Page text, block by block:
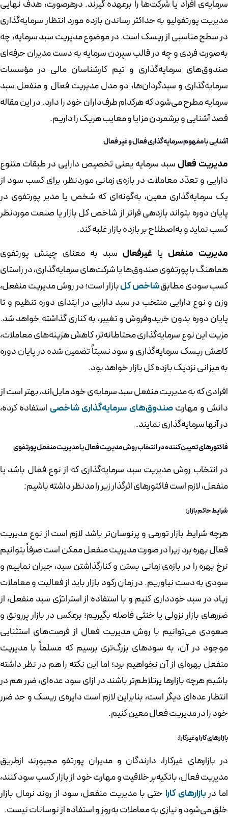
سرمایه‌ی افراد یا شرکت‌ها را برعهده گیرند. درهرصورت، هدف نهایی
مدیریت پورتفولیو به حداکثر رساندن بازده مورد انتظار سرمایه‌گذاری
در سطح مناسبی از ریسک است. در موضوع مدیریت سبد سرمایه، چه
به‌صورت فردی و چه در قالب سپردن سرمایه به دست مدیران حرفه‌ای
صندوق‌های سرمایه‌گذاری و تیم کارشناسان مالی در مؤسسات
سرمایه‌گذاری و سبدگردان‌ها، دو مدل مدیریت فعال و منفعل سبد
سرمایه مطرح می‌شود که هرکدام طرف‌داران خود را دارد. در این مقاله
قصد آشنایی و برشمردن مزایا و معایب هریک را داریم.
آشنایی با مفهوم سرمایه‌گذاری فعال و غیر فعال
مدیریت فعال سبد سرمایه یعنی تخصیص دارایی در طبقات متنوع
دارایی و تعدّد معاملات در بازه‌ی زمانی موردنظر، برای کسب سود از
یک سرمایه‌گذاری معین، به‌گونه‌ای که شخص یا مدیر پورتفوی در
پایان دوره بتواند بازدهی فراتر از شاخص کل بازار یا صنعت موردنظر
کسب نماید و به‌اصطلاح بر بازده بازار غلبه کند.
مدیریت منفعل یا غیرفعال سبد به معنای چینش پورتفوی
هماهنگ با پورتفوی صندوق‌ها یا شرکت‌های سرمایه‌گذاری، در راستای
کسب سودی مطابقشاخص کلبازار است؛ در روش مدیریت منفعل،
وزن و نوع دارایی منتخب در سبد دارایی در ابتدای دوره تنظیم و تا
پایان دوره بدون خریدوفروش و تغییر، به کناری گذاشته خواهد شد.
مزیت این نوع سرمایه‌گذاری محتاطانه‌تر، کاهش هزینه‌های معاملات،
کاهش ریسک سرمایه‌گذاری و سود نسبتاً تضمین شده در پایان دوره
به میزانی نزدیک بازده کل بازار خواهد بود.
افرادی که به مدیریت منفعل سبد سرمایه‌ی خود مایل‌اند، بهتر است از
دانش و مهارتصندوق‌های سرمایه‌گذاری شاخصی استفاده کرده،
در آنها سرمایه‌گذاری نمایند.
فاکتورهای تعیین‌کننده در انتخاب روش مدیریت فعال یا مدیریت منفعل پورتفوی
در انتخاب روش مدیریت سبد سرمایه‌گذاری که از نوع فعال باشد یا
منفعل، لازم است فاکتورهای اثرگذار زیر را مدنظر داشته باشیم:
شرایط حاکم بازار:
هرچه شرایط بازار تورمی و پرنوسان‌تر باشد لازم است از نوع مدیریت
فعال بهره برد زیرا در صورت مدیریت منفعل ممکن است صرفاً بتوانیم
نرخ بهره را در بازه‌ی زمانی بستن و کنارگذاشتن سبد، جبران نماییم و
سودی به دست نیاوریم. در زمان رکود بازار باید از فعالیت و معاملات
زیاد در سبد خودداری کنیم و با استفاده از استراتژی سبد منفعل، از
ضررهای بازار نزولی یا خنثی فاصله بگیریم؛ برعکس در بازار پررونق و
صعودی می‌توانیم با روش مدیریت فعال از فرصت‌های استثنایی
موجود در آن، به سودهای بزرگ‌تری برسیم که مسلماً با مدیریت
منفعل بهره‌ای از آن نخواهیم برد؛ اما این نکته را هم در نظر داشته
باشیم هرچه بازارها پرتلاطم‌تر باشند در ازای سود عده‌ای، ضرر هم در
انتظار عده‌ای دیگر است، بنابراین لازم است دایره‌ی ریسک و حد ضرر
خود را در مدیریت فعال معین کنیم.
بازارهای کارا و غیرکارا:
در بازارهای غیرکارا، دارندگان و مدیران پورتفو مجبورند ازطریق
مدیریت فعال، باتکیه‌بر خلاقیت و مهارت خود از بازار کسب سود کنند،
اما دربازارهای کارا حتی با مدیریت منفعل، سود از روند نرمال بازار
خلق می‌شود و نیازی به معاملات به‌روز و استفاده از نوسانات نیست.